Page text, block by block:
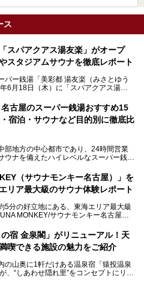
ス
スパアクアス湯友楽」がオープ
スタジアムサウナを徹底レポート
パー銭湯「美彩都 湯友楽（みさとゆう
6月18日（木）に「スパアクアス湯友
り愛され続けてきた施設だからこそ、
ープンを待ちわびている人も多いのでは
修を機に、2年前からじっくり構想を練
あって、館内の充実度は想像以上。
という露天エリアや10の浴槽、40人収
ムサウナに、岩盤浴やリラクゼーション
る施設に生まれ変わりました。
ーアルして新しくなった「スパアクアス
名古屋のスーパー銭湯おすすめ15
宿泊・サウナなど目的別に徹底比
部地方の中心都市であり、24時間営業
ウナを備えたハイレベルなスーパー銭湯
仕事の疲れを心身ともにリセットした
忘れて1日中ダラダラ過ごしたい」「コ
！
見つけて楽しんでくださいね。
（サウナモンキー名古屋）」を
リア最大級のサウナ体験レポート
5分の好立地にある、東海エリア最大級
MONKEY/サウナモンキー名古屋」
サウナが少ないよね」という声をよく耳
クセスの良さにも胸が高鳴ります。
用となっているパブリックサウナが、女
ました！
の宿 金泉閣」がリニューアル！天
喫できる施設の魅力をご紹介
の山奥に1軒だけある温泉宿「猿投温泉
、“しあわせ隠れ里”をコンセプトにリニ